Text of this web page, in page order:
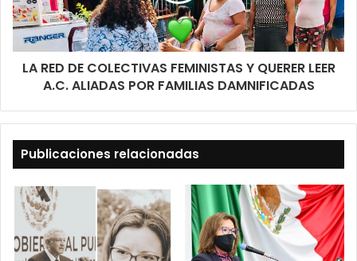
LA RED DE COLECTIVAS FEMINISTAS Y QUERER LEER
A.C. ALIADAS POR FAMILIAS DAMNIFICADAS
Publicaciones relacionadas